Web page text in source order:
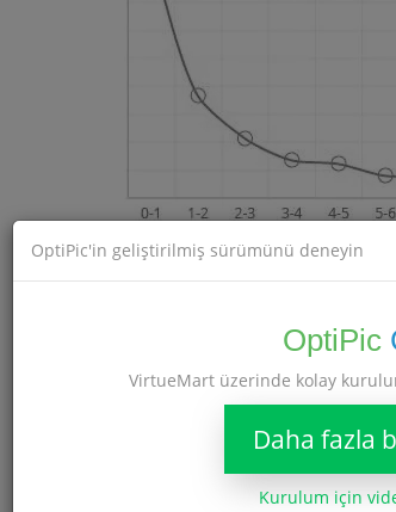
OptiPic Avantajları
Aylık ödeme yoktur.
Tam Otomasyon.
Ücretsiz bağlantı yardımı.
Sıkıştırılmış resimlerin
Hizmeti bağlamak ve
OptiPic'in geliştirilmiş sürümünü deneyin
OptiPic
VirtueMart üzerinde kolay
Daha fazla
Kurulum için